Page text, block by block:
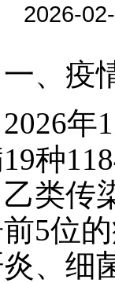
2026-
一、疫
2026年1
19种
类传
5位
、细